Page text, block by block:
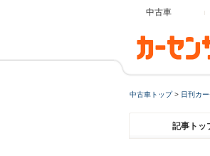
中古車
中古車トップ> 日刊カ
記事トッ